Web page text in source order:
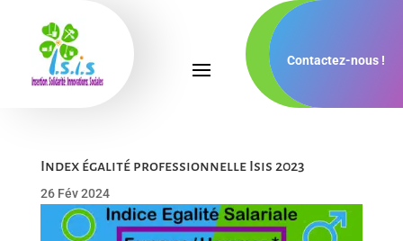
Contactez-nous !
Index égalité professionnelle Isis 2023
26 Fév 2024